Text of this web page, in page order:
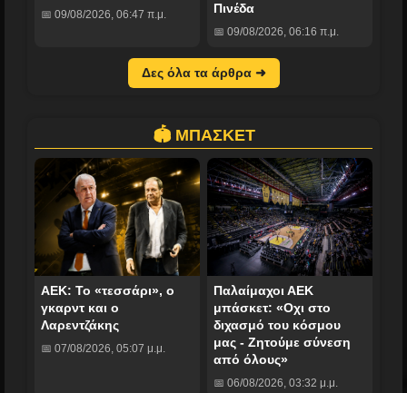
📅 09/08/2026, 06:47 π.μ.
Πινέδα
📅 09/08/2026, 06:16 π.μ.
Δες όλα τα άρθρα ➜
🏟️ ΜΠΑΣΚΕΤ
ΑΕΚ: Το «τεσσάρι», ο
γκαρντ και ο
Λαρεντζάκης
📅 07/08/2026, 05:07 μ.μ.
Παλαίμαχοι ΑΕΚ
μπάσκετ: «Οχι στο
διχασμό του κόσμου
μας - Ζητούμε σύνεση
από όλους»
📅 06/08/2026, 03:32 μ.μ.